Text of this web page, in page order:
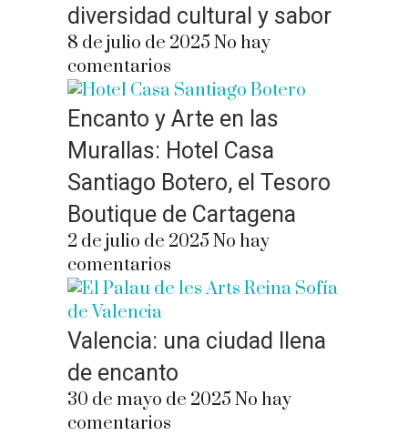
diversidad cultural y sabor
8 de julio de 2025 No hay
comentarios
Encanto y Arte en las
Murallas: Hotel Casa
Santiago Botero, el Tesoro
Boutique de Cartagena
2 de julio de 2025 No hay
comentarios
Valencia: una ciudad llena
de encanto
30 de mayo de 2025 No hay
comentarios